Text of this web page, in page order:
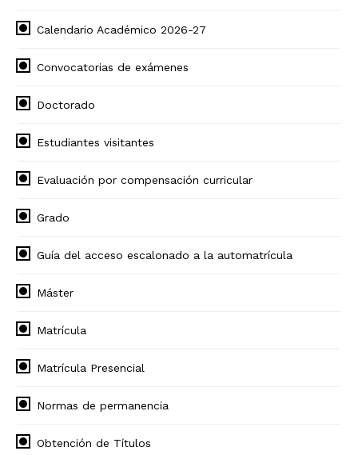
Calendario Académico 2026-27
Convocatorias de exámenes
Doctorado
Estudiantes visitantes
Evaluación por compensación curricular
Grado
Guía del acceso escalonado a la automatrícula
Máster
Matrícula
Matrícula Presencial
Normas de permanencia
Obtención de Títulos